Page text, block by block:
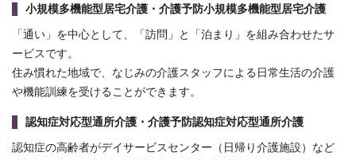
小規模多機能型居宅介護・介護予防小規模多機能型居宅介護
「通い」を中心として、「訪問」と「泊まり」を組み合わせたサ
ービスです。
住み慣れた地域で、なじみの介護スタッフによる日常生活の介護
や機能訓練を受けることができます。
認知症対応型通所介護・介護予防認知症対応型通所介護
認知症の高齢者がデイサービスセンター（日帰り介護施設）など